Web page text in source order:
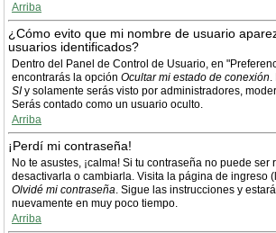
Arriba
¿Cómo evito que mi nombre de usuario
usuarios identificados?
Dentro del Panel de Control de Usuario, en
encontrarás la opción Ocultar mi estado de conexión.
SIy solamente serás visto por administradores,
Serás contado como un usuario oculto.
Arriba
¡Perdí mi contraseña!
No te asustes, ¡calma! Si tu contraseña no puede
desactivarla o cambiarla. Visita la página de ingreso
Olvidé mi contraseña. Sigue las instrucciones y
nuevamente en muy poco tiempo.
Arriba